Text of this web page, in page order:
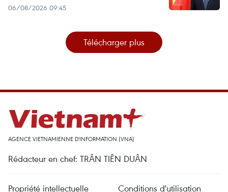
06/08/2026 09:45
Télécharger plus
AGENCE VIETNAMIENNE D'INFORMATION (VNA)
Rédacteur en chef: TRÂN TIÊN DUÂN
Propriété intellectuelle Conditions d'utilisation